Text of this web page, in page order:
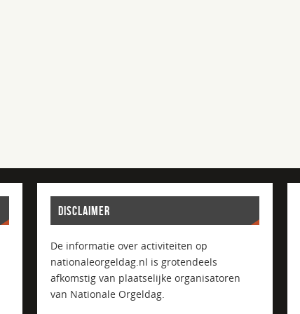
DISCLAIMER
De informatie over activiteiten op
nationaleorgeldag.nl is grotendeels
afkomstig van plaatselijke organisatoren
van Nationale Orgeldag.